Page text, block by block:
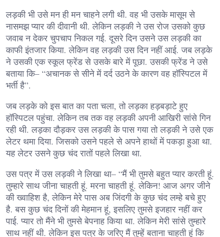
लड़की भी उसे मन ही मन चाहने लगी थी. वह भी उसके मासूम से
नासमझ प्यार की दीवानी थी. लेकिन लड़की ने उस रोज उसको कुछ
जवाब न देकर चुपचाप निकल गई. दूसरे दिन उसने उस लड़की का
काफी इंतजार किया. लेकिन वह लड़की उस दिन नहीं आई. जब लड़के
ने उसकी एक स्कूल फ्रेंड से उसके बारे में पूछा. उसकी फ्रेंड ने उसे
बताया कि– “अचानक से सीने में दर्द उठने के कारण वह हॉस्पिटल में
भर्ती है”.
जब लड़के को इस बात का पता चला, तो लड़का हड़बड़ाटे हुए
हॉस्पिटल पहुंचा. लेकिन तब तक वह लड़की अपनी आखिरी सांसे गिन
रही थी. लड़का दौड़कर उस लड़की के पास गया तो लड़की ने उसे एक
लेटर थमा दिया. जिसको उसने पहले से अपने हाथों में पकड़ा हुआ था.
यह लेटर उसने कुछ चंद रातों पहले लिखा था.
उस पत्र में उस लड़की ने लिखा था– “मैं भी तुमसे बहुत प्यार करती हूं.
तुम्हारे साथ जीना चाहती हूं. मरना चाहती हूं. लेकिन! आज अगर जीने
की ख्वाहिश है, लेकिन मेरे पास अब जिंदगी के कुछ चंद लम्हे बचे हुए
है. बस कुछ चंद दिनों की मेहमान हूं, इसलिए तुमसे इजहार नहीं कर
पाई. प्यार तो मैंने भी तुमसे बेपनाह किया था. लेकिन मेरी सांसे तुम्हारे
साथ नहीं थी. लेकिन इस पत्र के जरिए मैं तुम्हें बताना चाहती हूं कि